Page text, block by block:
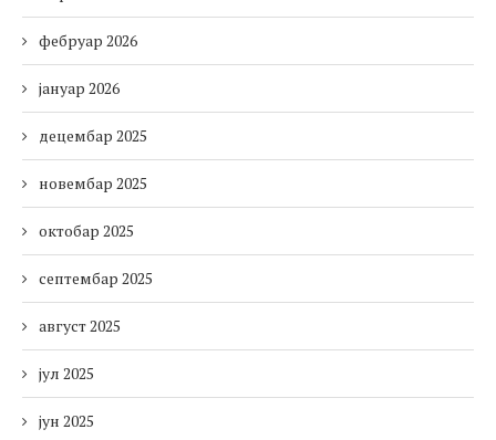
фебруар 2026
јануар 2026
децембар 2025
новембар 2025
октобар 2025
септембар 2025
август 2025
јул 2025
јун 2025